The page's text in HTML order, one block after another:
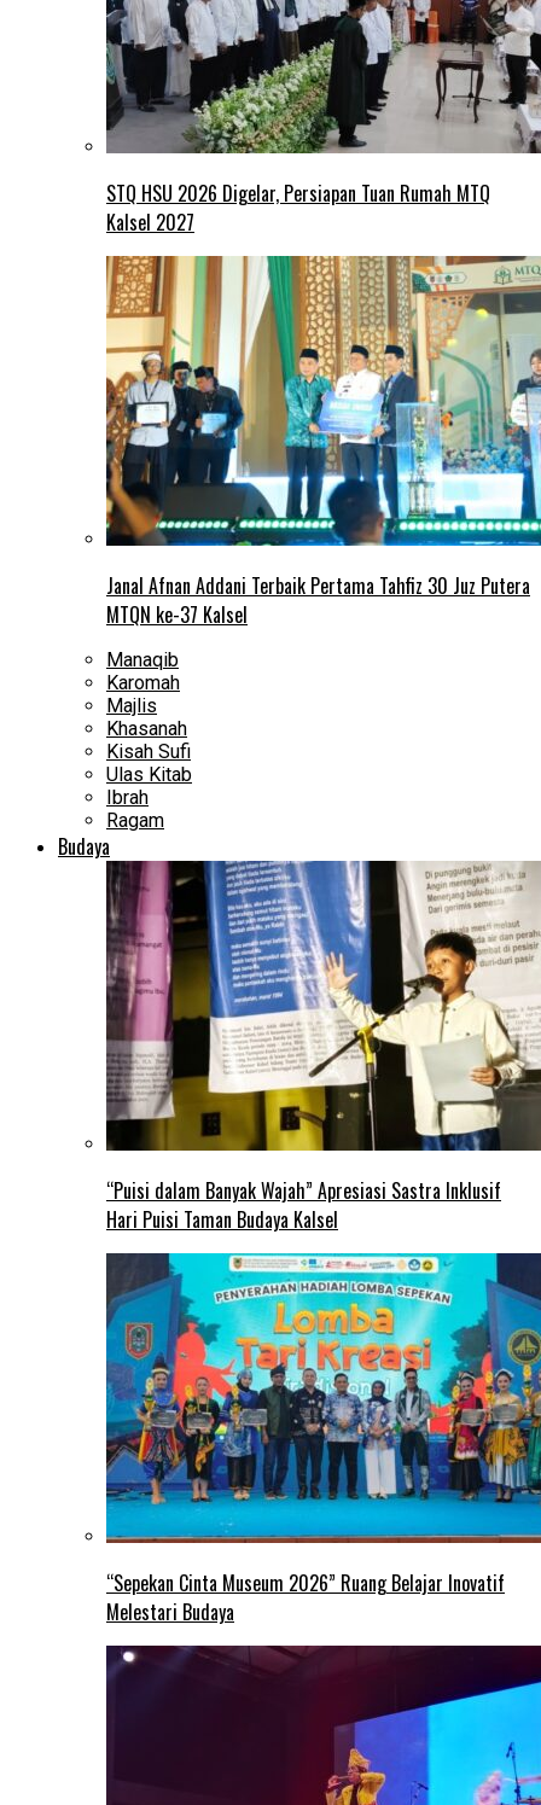
STQ HSU 2026 Digelar, Persiapan Tuan Rumah MTQ
Kalsel 2027
Janal Afnan Addani Terbaik Pertama Tahfiz 30 Juz Putera
MTQN ke-37 Kalsel
Manaqib
Karomah
Majlis
Khasanah
Kisah Sufi
Ulas Kitab
Ibrah
Ragam
Budaya
“Puisi dalam Banyak Wajah” Apresiasi Sastra Inklusif
Hari Puisi Taman Budaya Kalsel
“Sepekan Cinta Museum 2026” Ruang Belajar Inovatif
Melestari Budaya